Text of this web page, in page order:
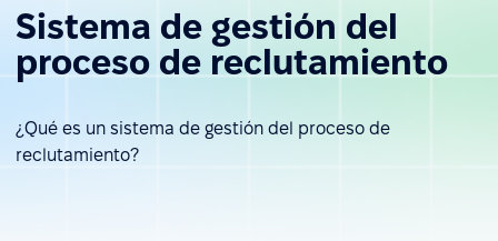
Sistema de gestión del
proceso de reclutamiento
¿Qué es un sistema de gestión del proceso de
reclutamiento?